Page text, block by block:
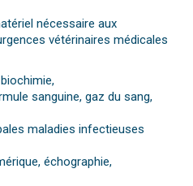
nécessaire aux
vétérinaires médicales
sanguine, gaz du sang,
maladies infectieuses
échographie,